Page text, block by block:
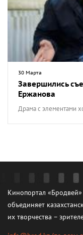
30 Марта
Завершились
Ержанова
Драма с элементами
Кинопортал
объединяет
их творчества –